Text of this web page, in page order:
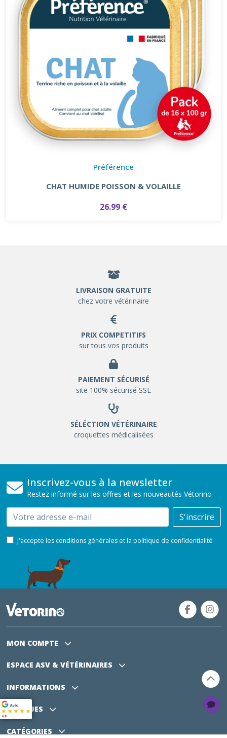
Préférence
CHAT HUMIDE POISSON & VOLAILLE
26.99 €
LIVRAISON GRATUITE
chez votre vétérinaire
PRIX COMPETITIFS
sur tous vos produits
PAIEMENT SÉCURISÉ
site 100% sécurisé SSL
SÉLÉCTION VÉTÉRINAIRE
croquettes médicalisées
Inscrivez-vous à la newsletter
Restez informé sur les offres et les nouveautés Vétorino
Email S'inscrire
J'accepte les conditions générales et la politique de confidentialité
MON COMPTE
ESPACE ASV & VÉTÉRINAIRES
INFORMATIONS
MARQUES
CATÉGORIES